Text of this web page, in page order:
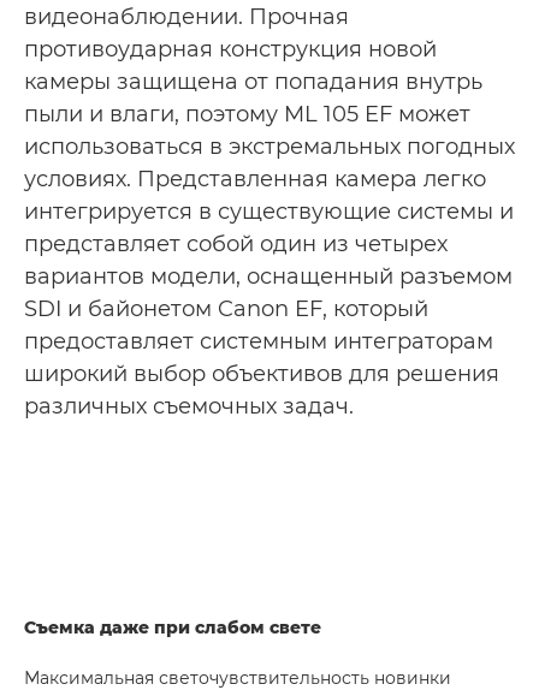
видеонаблюдении. Прочная
противоударная конструкция новой
камеры защищена от попадания внутрь
пыли и влаги, поэтому ML 105 EF может
использоваться в экстремальных погодных
условиях. Представленная камера легко
интегрируется в существующие системы и
представляет собой один из четырех
вариантов модели, оснащенный разъемом
SDI и байонетом Canon EF, который
предоставляет системным интеграторам
широкий выбор объективов для решения
различных съемочных задач.
Съемка даже при слабом свете
Максимальная светочувствительность новинки